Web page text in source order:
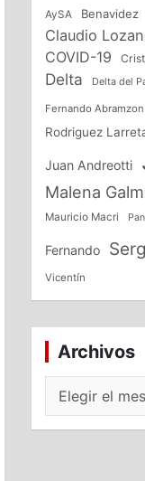
AySA Benavidez
Claudio
COVID-19
Delta Delta del
Fernando Abramzon
Rodriguez
Juan Andreotti
Malena
Mauricio Macri
Fernando
Vicentín
Archivos
Archivos